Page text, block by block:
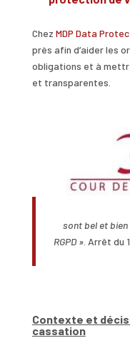
Chez MDP Data
près afin d’aider les
obligations et à
et transparentes.
sont bel et
RGPD » . Arrêt du
Contexte et
cassation